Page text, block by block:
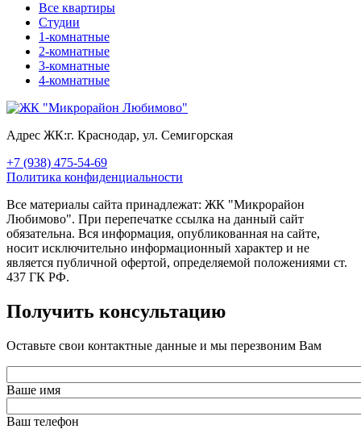
Все квартиры
Студии
1-комнатные
2-комнатные
3-комнатные
4-комнатные
Адрес ЖК:г. Краснодар, ул. Семигорская
+7 (938) 475-54-69
Политика конфиденциальности
Все материалы сайта принадлежат: ЖК "Микрорайон
Любимово". При перепечатке ссылка на данный сайт
обязательна. Вся информация, опубликованная на сайте,
носит исключительно информационный характер и не
является публичной офертой, определяемой положениями ст.
437 ГК РФ.
Получить консультацию
Оставьте свои контактные данные и мы перезвоним Вам
Ваше имя
Ваш телефон